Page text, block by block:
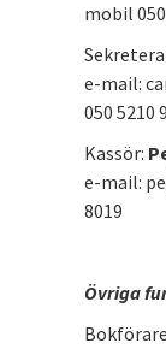
mobil
e-mail:
050 5210
Kassör:
e-mail:
8019
Övriga